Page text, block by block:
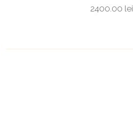
2400.00 lei